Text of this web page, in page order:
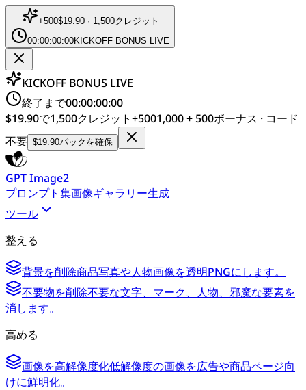
+500$19.90 · 1,500クレジット
00:00:00:00KICKOFF BONUS LIVE
KICKOFF BONUS LIVE
終了まで00:00:00:00
$19.90で1,500クレジット+5001,000 + 500ボーナス · コード
不要 $19.90パックを確保
GPT Image2
プロンプト集画像ギャラリー生成
ツール
整える
背景を削除商品写真や人物画像を透明PNGにします。
不要物を削除不要な文字、マーク、人物、邪魔な要素を
消します。
高める
画像を高解像度化低解像度の画像を広告や商品ページ向
けに鮮明化。